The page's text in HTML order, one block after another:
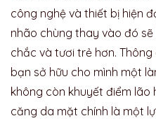
công nghệ và thiết bị hiện
nhão chùng thay vào đó
chắc và tươi trẻ hơn.
bạn sở hữu cho mình một
không còn khuyết điểm lão
căng da mặt chính là một